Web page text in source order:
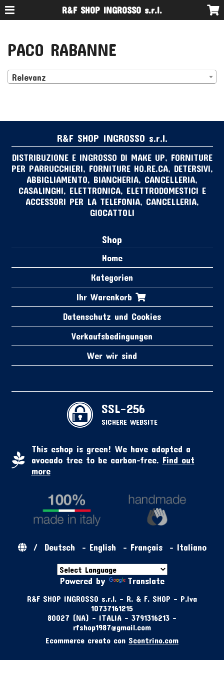
R&F SHOP INGROSSO s.r.l.
PACO RABANNE
Relevanz
R&F SHOP INGROSSO s.r.l.
DISTRIBUZIONE E INGROSSO DI MAKE UP, FORNITURE
PER PARRUCCHIERI, FORNITURE HO.RE.CA, DETERSIVI,
ABBIGLIAMENTO, BIANCHERIA, CANCELLERIA,
CASALINGHI, ELETTRONICA, ELETTRODOMESTICI E
ACCESSORI PER LA TELEFONIA, CANCELLERIA,
GIOCATTOLI
Shop
Home
Kategorien
Ihr Warenkorb
Datenschutz und Cookies
Verkaufsbedingungen
Wer wir sind
SSL-256
SICHERE WEBSITE
This eshop is green! We have adopted a
avocado tree to be carbon-free. Find out
more
/ Deutsch - English - Français- Italiano
Powered by Translate
R&F SHOP INGROSSO s.r.l. - R. & F. SHOP - P.Iva
10737161215
80027 (NA) - ITALIA - 3791316213 -
rfshop1987@gmail.com
Ecommerce creato con Scontrino.com